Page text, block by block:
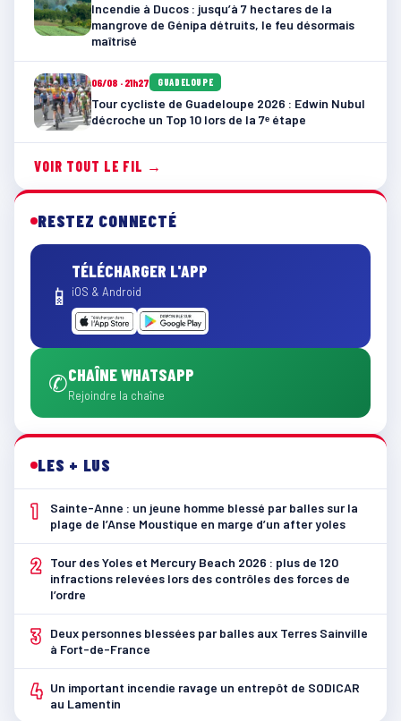
Incendie à Ducos : jusqu’à 7 hectares de la
mangrove de Génipa détruits, le feu désormais
maîtrisé
06/08 · 21h27 GUADELOUPE
Tour cycliste de Guadeloupe 2026 : Edwin Nubul
décroche un Top 10 lors de la 7ᵉ étape
VOIR TOUT LE FIL →
RESTEZ CONNECTÉ
📱
TÉLÉCHARGER L'APP
iOS & Android
✆CHAÎNE WHATSAPP
Rejoindre la chaîne
LES + LUS
1
Sainte-Anne : un jeune homme blessé par balles sur la
plage de l’Anse Moustique en marge d’un after yoles
2
Tour des Yoles et Mercury Beach 2026 : plus de 120
infractions relevées lors des contrôles des forces de
l’ordre
3
Deux personnes blessées par balles aux Terres Sainville
à Fort-de-France
4 Un important incendie ravage un entrepôt de SODICAR
au Lamentin